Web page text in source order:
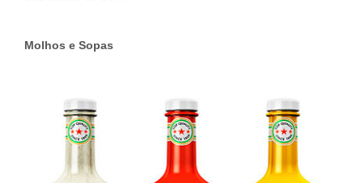
Molhos e Sopas